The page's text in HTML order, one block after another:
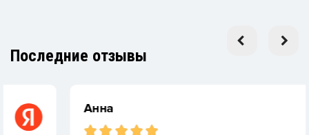
Последние отзывы
Анна